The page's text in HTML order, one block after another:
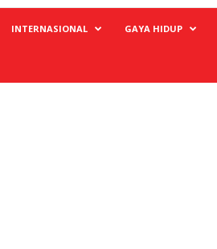
INTERNASIONAL GAYA HIDUP